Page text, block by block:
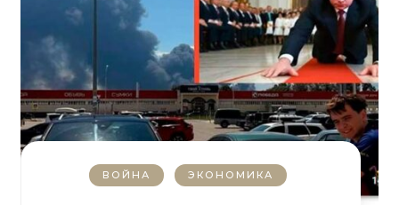
ВОЙНА ЭКОНОМИКА